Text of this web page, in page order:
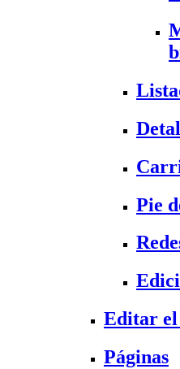
Pie
Editar el
Páginas